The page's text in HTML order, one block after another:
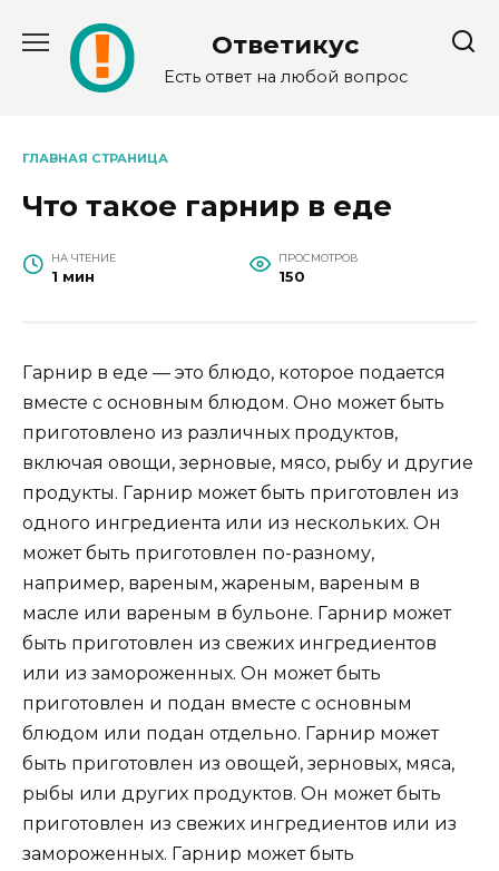
содержанию
Ответикус
Есть ответ на любой вопрос
ГЛАВНАЯ СТРАНИЦА
Что такое гарнир в еде
НА ЧТЕНИЕ
1 мин
ПРОСМОТРОВ
150
Гарнир в еде — это блюдо, которое подается
вместе с основным блюдом. Оно может быть
приготовлено из различных продуктов,
включая овощи, зерновые, мясо, рыбу и другие
продукты. Гарнир может быть приготовлен из
одного ингредиента или из нескольких. Он
может быть приготовлен по-разному,
например, вареным, жареным, вареным в
масле или вареным в бульоне. Гарнир может
быть приготовлен из свежих ингредиентов
или из замороженных. Он может быть
приготовлен и подан вместе с основным
блюдом или подан отдельно. Гарнир может
быть приготовлен из овощей, зерновых, мяса,
рыбы или других продуктов. Он может быть
приготовлен из свежих ингредиентов или из
замороженных. Гарнир может быть